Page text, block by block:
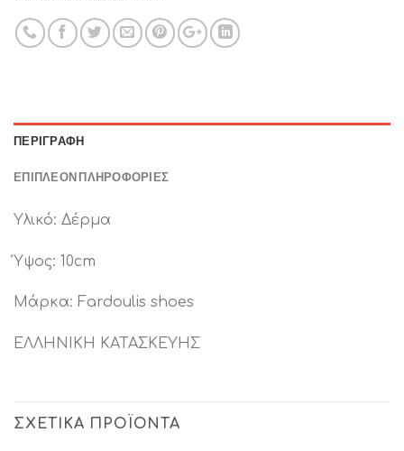
ΠΕΡΙΓΡΑΦΉ
ΕΠΙΠΛΈΟΝ ΠΛΗΡΟΦΟΡΊΕΣ
Υλικό: Δέρμα
Ύψος: 10cm
Μάρκα: Fardoulis shoes
ΕΛΛΗΝΙΚΗ ΚΑΤΑΣΚΕΥΗΣ
ΣΧΕΤΙΚΆ ΠΡΟΪΌΝΤΑ